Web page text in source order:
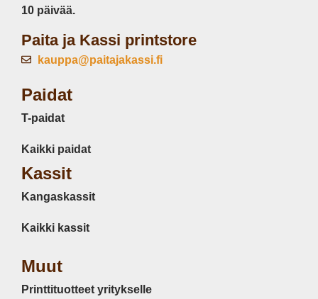
10 päivää.
Paita ja Kassi printstore
kauppa@paitajakassi.fi
Paidat
T-paidat
Kaikki paidat
Kassit
Kangaskassit
Kaikki kassit
Muut
Printtituotteet yritykselle